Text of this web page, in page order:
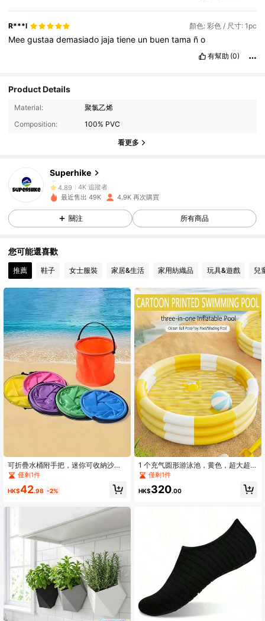
R***l 顏色: 彩色 / 尺寸: 1pc
Meegustaademasiado jajatiene un buentama ño
有幫助 (0)
Product Details
Material:
聚氯乙烯
Composition:
100% PVC
看更多
Superhike
4K 追蹤者
4.89 4K 追蹤者
4.89 4K 追蹤者
4.89 4K 追蹤者
4.89 4K 追蹤者
4.89 4K 追蹤者
4.89 4K 追蹤者
4.89 4K 追蹤者
最近售出 49K 4.9K 再次購買
關注 所有商品
您可能還喜歡
推薦 鞋子 女士服裝 家居&生活 家用紡織品 玩具&遊戲 兒
可折疊水桶附手把，迷你可收納沙灘
桶，鉛筆清洗桶，PVC油漆桶，多功
能可折疊釣魚桶，適用於戶外使用、
園藝澆水、郵輪清潔、露營、旅行、
僅剩1件
HK$42.98 -2%
1 个充气圆形游泳池，黄色，超大超
厚成人适用，适合户外、花园、后
院、夏季水上派对（尺寸：60 厘米、
90 厘米、100 厘米、130 厘米、150
僅剩1件
HK$320.00